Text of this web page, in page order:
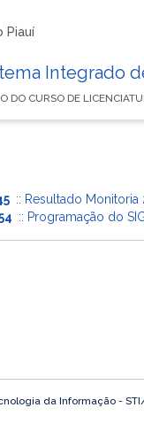
Piauí
Integrado
DO CURSO DE
:: Resultado Monitoria
:: Programação do
da Informação -